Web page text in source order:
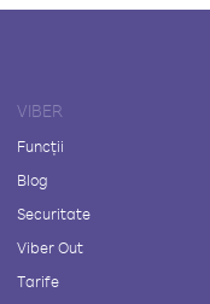
VIBER
Funcții
Blog
Securitate
Viber Out
Tarife